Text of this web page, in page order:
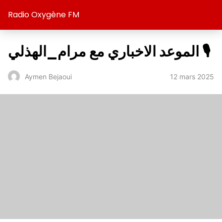
Radio Oxygène FM
الموعد الاخباري مع مرام_الهذلي 🎙️
Aymen Bejaoui 12 mars 2025